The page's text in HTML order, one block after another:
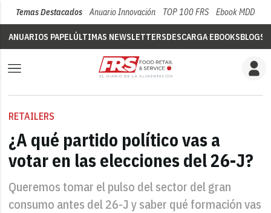
Temas Destacados Anuario Innovación TOP 100 FRS Ebook MDD
ANUARIOS PAPELÚLTIMAS NEWSLETTERSDESCARGA EBOOKSBLOGS
RETAILERS
¿A qué partido político vas a
votar en las elecciones del 26-J?
Queremos tomar el pulso del sector del gran
consumo antes del 26-J y saber qué formación vas